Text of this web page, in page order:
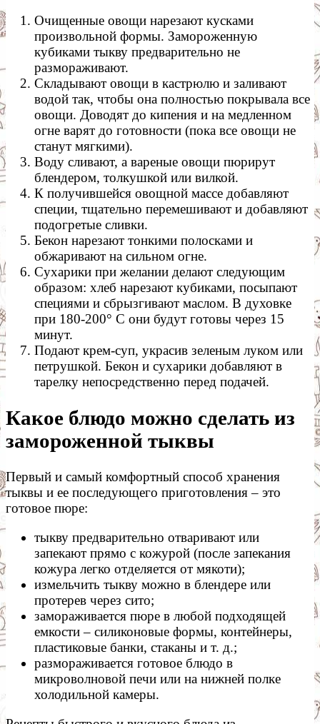
Очищенные овощи нарезают кусками
произвольной формы. Замороженную
кубиками тыкву предварительно не
размораживают.
Складывают овощи в кастрюлю и заливают
водой так, чтобы она полностью покрывала все
овощи. Доводят до кипения и на медленном
огне варят до готовности (пока все овощи не
станут мягкими).
Воду сливают, а вареные овощи пюрирут
блендером, толкушкой или вилкой.
К получившейся овощной массе добавляют
специи, тщательно перемешивают и добавляют
подогретые сливки.
Бекон нарезают тонкими полосками и
обжаривают на сильном огне.
Сухарики при желании делают следующим
образом: хлеб нарезают кубиками, посыпают
специями и сбрызгивают маслом. В духовке
при 180-200° С они будут готовы через 15
минут.
Подают крем-суп, украсив зеленым луком или
петрушкой. Бекон и сухарики добавляют в
тарелку непосредственно перед подачей.
Какое блюдо можно сделать из
замороженной тыквы
Первый и самый комфортный способ хранения
тыквы и ее последующего приготовления – это
готовое пюре:
тыкву предварительно отваривают или
запекают прямо с кожурой (после запекания
кожура легко отделяется от мякоти);
измельчить тыкву можно в блендере или
протерев через сито;
замораживается пюре в любой подходящей
емкости – силиконовые формы, контейнеры,
пластиковые банки, стаканы и т. д.;
размораживается готовое блюдо в
микроволновой печи или на нижней полке
холодильной камеры.